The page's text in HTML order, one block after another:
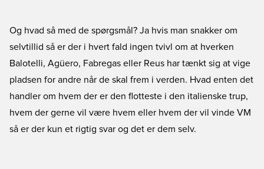
Og hvad så med de spørgsmål? Ja hvis man snakker om
selvtillid så er der i hvert fald ingen tvivl om at hverken
Balotelli, Agüero, Fabregas eller Reus har tænkt sig at vige
pladsen for andre når de skal frem i verden. Hvad enten det
handler om hvem der er den flotteste i den italienske trup,
hvem der gerne vil være hvem eller hvem der vil vinde VM
så er der kun et rigtig svar og det er dem selv.